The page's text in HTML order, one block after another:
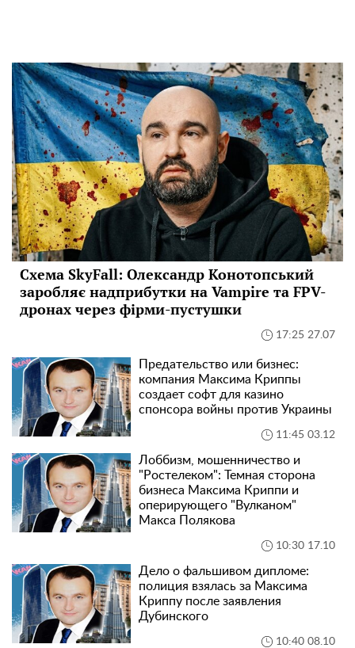
Схема SkyFall: Олександр Конотопський
заробляє надприбутки на Vampire та FPV-
дронах через фірми-пустушки
17:25 27.07
Предательство или бизнес:
компания Максима Криппы
создает софт для казино
спонсора войны против Украины
11:45 03.12
Лоббизм, мошенничество и
"Ростелеком": Темная сторона
бизнеса Максима Криппи и
оперирующего "Вулканом"
Макса Полякова
10:30 17.10
Дело о фальшивом дипломе:
полиция взялась за Максима
Криппу после заявления
Дубинского
10:40 08.10